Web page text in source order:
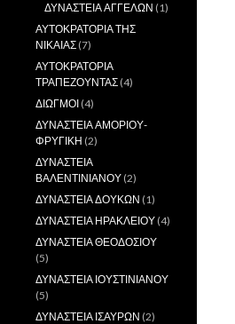
ΔΥΝΑΣΤΕΙΑ ΑΓΓΕΛΩΝ (1)
ΑΥΤΟΚΡΑΤΟΡΙΑ ΤΗΣ
ΝΙΚΑΙΑΣ (7)
ΑΥΤΟΚΡΑΤΟΡΙΑ
ΤΡΑΠΕΖΟΥΝΤΑΣ (4)
ΔΙΩΓΜΟΙ (4)
ΔΥΝΑΣΤΕΙΑ ΑΜΟΡΙΟΥ-
ΦΡΥΓΙΚΗ (2)
ΔΥΝΑΣΤΕΙΑ
ΒΑΛΕΝΤΙΝΙΑΝΟΥ (2)
ΔΥΝΑΣΤΕΙΑ ΔΟΥΚΩΝ (1)
ΔΥΝΑΣΤΕΙΑ ΗΡΑΚΛΕΙΟΥ (4)
ΔΥΝΑΣΤΕΙΑ ΘΕΟΔΟΣΙΟΥ
(5)
ΔΥΝΑΣΤΕΙΑ ΙΟΥΣΤΙΝΙΑΝΟΥ
(5)
ΔΥΝΑΣΤΕΙΑ ΙΣΑΥΡΩΝ (2)